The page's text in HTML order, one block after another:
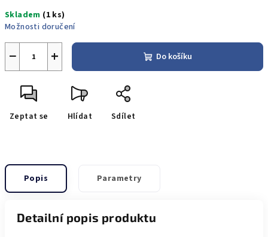
cena:
Skladem (1 ks)
Možnosti doručení
+
− Do košíku
Zeptat se Hlídat Sdílet
Popis Parametry
Detailní popis produktu